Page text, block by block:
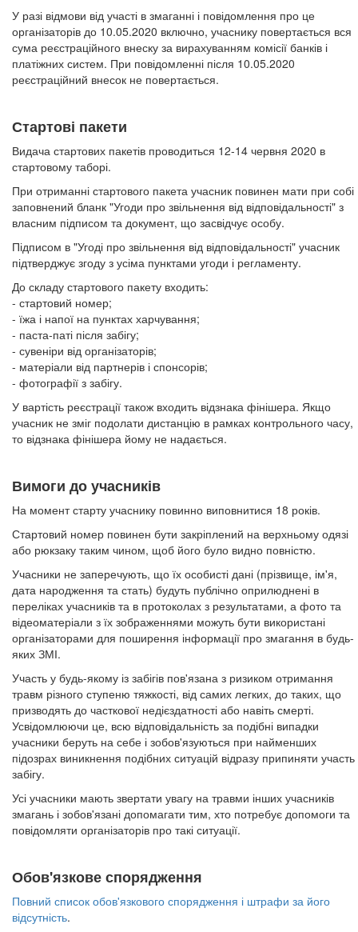
У разі відмови від участі в змаганні і повідомлення про це
організаторів до 10.05.2020 включно, учаснику повертається вся
сума реєстраційного внеску за вирахуванням комісії банків і
платіжних систем. При повідомленні після 10.05.2020
реєстраційний внесок не повертається.
Стартові пакети
Видача стартових пакетів проводиться 12-14 червня 2020 в
стартовому таборі.
При отриманні стартового пакета учасник повинен мати при собі
заповнений бланк "Угоди про звільнення від відповідальності" з
власним підписом та документ, що засвідчує особу.
Підписом в "Угоді про звільнення від відповідальності" учасник
підтверджує згоду з усіма пунктами угоди і регламенту.
До складу стартового пакету входить:
- стартовий номер;
- їжа і напої на пунктах харчування;
- паста-паті після забігу;
- сувеніри від організаторів;
- матеріали від партнерів і спонсорів;
- фотографії з забігу.
У вартість реєстрації також входить відзнака фінішера. Якщо
учасник не зміг подолати дистанцію в рамках контрольного часу,
то відзнака фінішера йому не надається.
Вимоги до учасників
На момент старту учаснику повинно виповнитися 18 років.
Стартовий номер повинен бути закріплений на верхньому одязі
або рюкзаку таким чином, щоб його було видно повністю.
Учасники не заперечують, що їх особисті дані (прізвище, ім'я,
дата народження та стать) будуть публічно оприлюднені в
переліках учасників та в протоколах з результатами, а фото та
відеоматеріали з їх зображеннями можуть бути використані
організаторами для поширення інформації про змагання в будь-
яких ЗМІ.
Участь у будь-якому із забігів пов'язана з ризиком отримання
травм різного ступеню тяжкості, від самих легких, до таких, що
призводять до часткової недієздатності або навіть смерті.
Усвідомлюючи це, всю відповідальність за подібні випадки
учасники беруть на себе і зобов'язуються при найменших
підозрах виникнення подібних ситуацій відразу припиняти участь
забігу.
Усі учасники мають звертати увагу на травми інших учасників
змагань і зобов'язані допомагати тим, хто потребує допомоги та
повідомляти організаторів про такі ситуації.
Обов'язкове спорядження
Повний список обов'язкового спорядження і штрафи за його
відсутність.